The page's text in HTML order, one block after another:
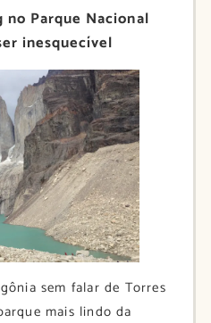
Parque Nacional
inesquecível
sem falar de Torres
mais lindo da